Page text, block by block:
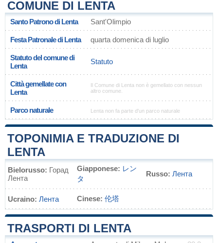
COMUNE DI LENTA
Santo Patrono di Lenta Sant'Olimpio
Festa Patronale di Lenta quarta domenica di luglio
Statuto del comune di
Lenta
Statuto
Città gemellate con
Lenta
Il Comune di Lenta non è gemellato con nessun
altro comune.
Parco naturale Lenta non fa parte d'un parco naturale
TOPONIMIA E TRADUZIONE DI
LENTA
Bielorusso: Горад
Лента
Giapponese: レン
タ
Russo: Лента
Ucraino: Лента Cinese: 伦塔
TRASPORTI DI LENTA